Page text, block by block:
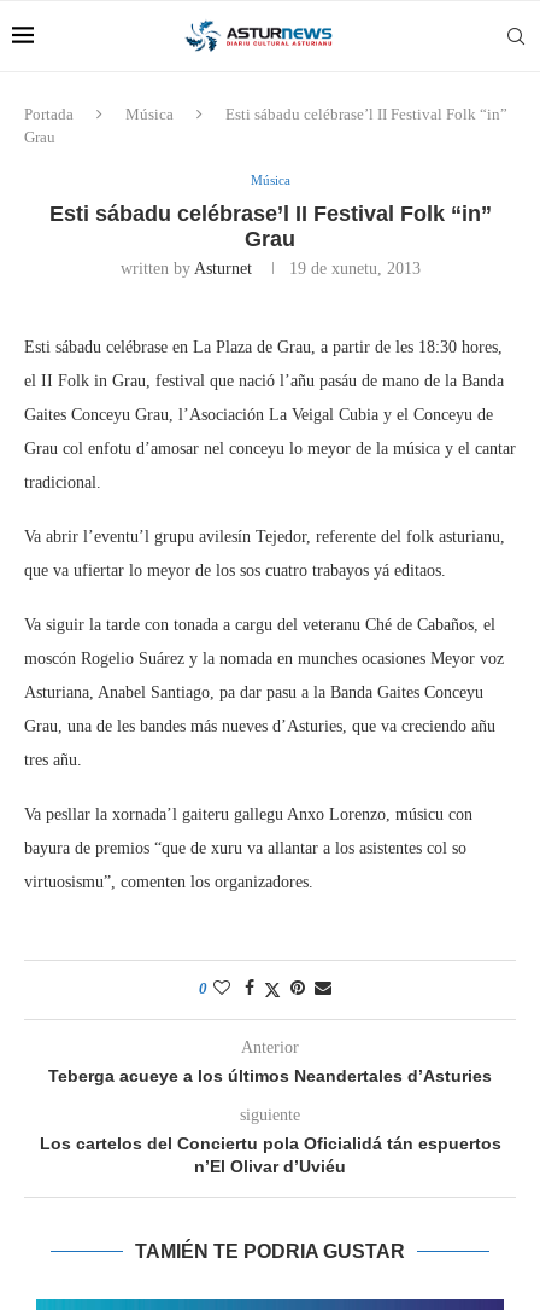
Portada Música
Esti sábadu celébrase’l II Festival Folk “in”
Grau
Música
Esti sábadu celébrase’l II Festival Folk “in”
Grau
written by Asturnet 19 de xunetu, 2013
Esti sábadu celébrase en La Plaza de Grau, a partir de les 18:30 hores,
el II Folk in Grau, festival que nació l’añu pasáu de mano de la Banda
Gaites Conceyu Grau, l’Asociación La Veigal Cubia y el Conceyu de
Grau col enfotu d’amosar nel conceyu lo meyor de la música y el cantar
tradicional.
Va abrir l’eventu’l grupu avilesín Tejedor, referente del folk asturianu,
que va ufiertar lo meyor de los sos cuatro trabayos yá editaos.
Va siguir la tarde con tonada a cargu del veteranu Ché de Cabaños, el
moscón Rogelio Suárez y la nomada en munches ocasiones Meyor voz
Asturiana, Anabel Santiago, pa dar pasu a la Banda Gaites Conceyu
Grau, una de les bandes más nueves d’Asturies, que va creciendo añu
tres añu.
Va pesllar la xornada’l gaiteru gallegu Anxo Lorenzo, músicu con
bayura de premios “que de xuru va allantar a los asistentes col so
virtuosismu”, comenten los organizadores.
0
Anterior
Teberga acueye a los últimos Neandertales d’Asturies
siguiente
Los cartelos del Conciertu pola Oficialidá tán espuertos
n’El Olivar d’Uviéu
TAMIÉN TE PODRIA GUSTAR